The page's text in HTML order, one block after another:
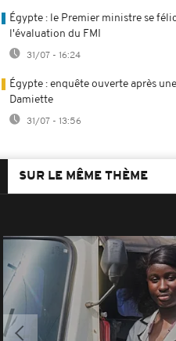
Égypte : le Premier ministre se
l'évaluation du FMI
31/07 - 16:24
Égypte : enquête ouverte après
Damiette
31/07 - 13:56
SUR LE MÊME THÈME